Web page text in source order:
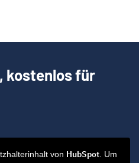
kostenlos für
von HubSpot. Um